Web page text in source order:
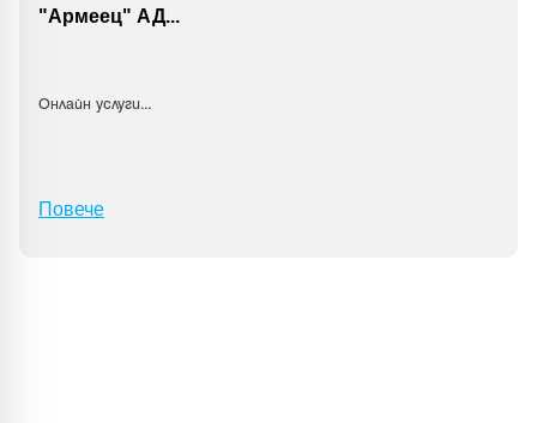
"Армеец" АД...
Онлайн услуги...
Повече